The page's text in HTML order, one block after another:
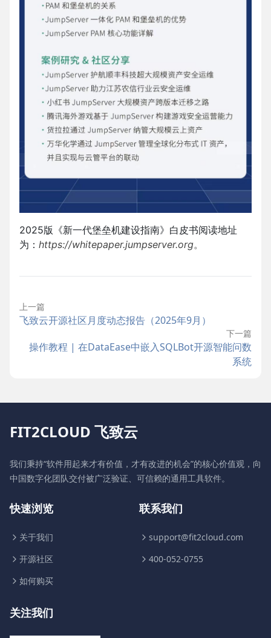
2025版《新一代堡垒机建设指南》白皮书阅读地址
为： https://whitepaper.jumpserver.org。
上一篇
飞致云开源社区月度动态报告（2025年9月）
下一篇
操作教程 | 在DataEase中嵌入SQLBot开源智能问数
系统
FIT2CLOUD 飞致云
我们秉持“软件用起来才有价值，才有改进的机会”的核心价值观，向
中国数字化团队交付被广泛验证、可信赖的通用工具软件。
快速浏览
关于我们
开源社区
如何购买
联系我们
support@fit2cloud.com
400-052-0755
关注我们